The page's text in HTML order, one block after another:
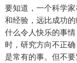
要知道，一个科学
和经验，远比成功
什么令人快乐的事
时，研究方向不正
是常有的事。但不